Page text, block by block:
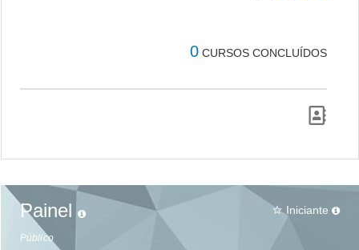
0 CURSOS CONCLUÍDOS
Painel
Público
star_border Iniciante